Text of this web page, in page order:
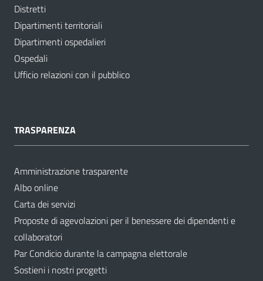
Distretti
Dipartimenti territoriali
Dipartimenti ospedalieri
Ospedali
Ufficio relazioni con il pubblico
TRASPARENZA
Amministrazione trasparente
Albo online
Carta dei servizi
Proposte di agevolazioni per il benessere dei dipendenti e
collaboratori
Par Condicio durante la campagna elettorale
Sostieni i nostri progetti